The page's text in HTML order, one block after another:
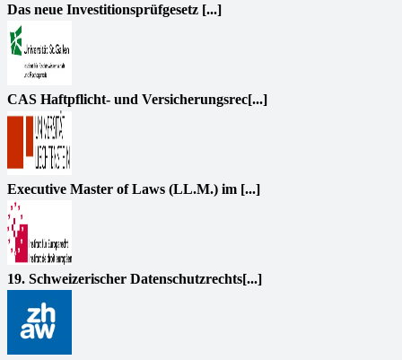
Das neue Investitionsprüfgesetz [...]
CAS Haftpflicht- und Versicherungsrec[...]
Executive Master of Laws (LL.M.) im [...]
19. Schweizerischer Datenschutzrechts[...]